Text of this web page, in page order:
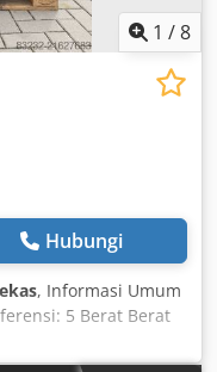
1 /8
Hubungi
, Informasi Umum
5 Berat Berat
kargo: 120 x 80 x
sangat baik